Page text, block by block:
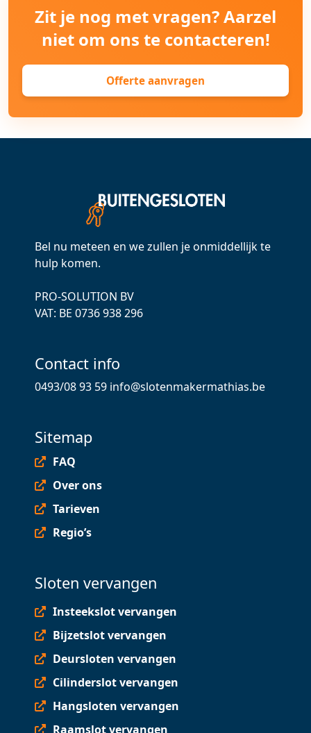
Zit je nog met vragen? Aarzel
niet om ons te contacteren!
Offerte aanvragen
Bel nu meteen en we zullen je onmiddellijk te
hulp komen.
PRO-SOLUTION BV
VAT: ВЕ 0736 938 296
Contact info
0493/08 93 59 info@slotenmakermathias.be
Sitemap
FAQ
Over ons
Tarieven
Regio’s
Sloten vervangen
Insteekslot vervangen
Bijzetslot vervangen
Deursloten vervangen
Cilinderslot vervangen
Hangsloten vervangen
Raamslot vervangen